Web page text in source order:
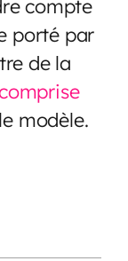
compte
porté par
de la
modèle.